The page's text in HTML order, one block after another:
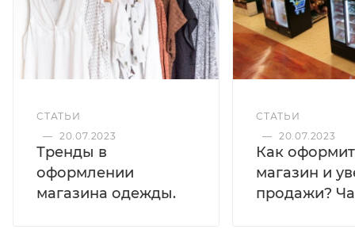
СТАТЬИ
— 20.07.2023
Тренды в
оформлении
магазина одежды.
СТАТЬИ
— 20.07.2023
Как
магазин и
продажи?